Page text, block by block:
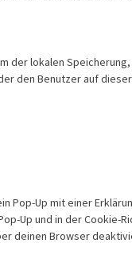
der lokalen
den Benutzer auf
Pop-Up mit einer
Up und in der Cookie-
deinen Browser